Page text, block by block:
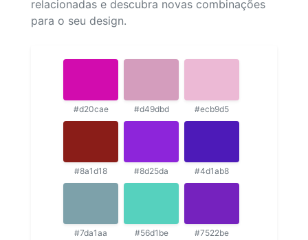
relacionadas e descubra novas combinações
para o seu design.
#d20cae #d49dbd #ecb9d5
#8a1d18 #8d25da #4d1ab8
#7da1aa #56d1be #7522be